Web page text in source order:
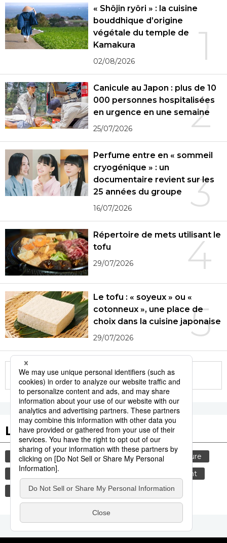
1
« Shôjin ryôri » : la cuisine
bouddhique d’origine
végétale du temple de
Kamakura
02/08/2026
2
Canicule au Japon : plus de 10
000 personnes hospitalisées
en urgence en une semaine
25/07/2026
3
Perfume entre en « sommeil
cryogénique » : un
documentaire revient sur les
25 années du groupe
16/07/2026
4
Répertoire de mets utilisant le
tofu
29/07/2026
5
Le tofu : « soyeux » ou «
cotonneux », une place de
choix dans la cuisine japonaise
29/07/2026
More in this series
Les tags populaires
société tourisme gastronomie
culture
histoire
actu
environnement
chaleur
technologie